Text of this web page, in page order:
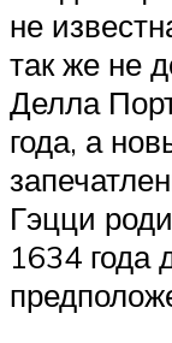
не
так же не
Делла
года, а
Гэцци
1634 года